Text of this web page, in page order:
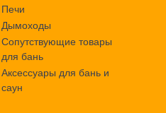
Печи
Дымоходы
Сопутствующие товары
для бань
Аксессуары для бань и
саун